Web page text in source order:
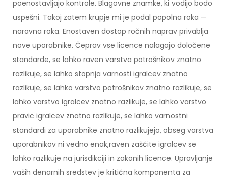
poenostavljajo kontrole. Blagovne znamke, ki vodijo bodo
uspešni. Takoj zatem krupje mi je podal popolna roka —
naravna roka. Enostaven dostop ročnih naprav privablja
nove uporabnike. Čeprav vse licence nalagajo določene
standarde, se lahko raven varstva potrošnikov znatno
razlikuje, se lahko stopnja varnosti igralcev znatno
razlikuje, se lahko varstvo potrošnikov znatno razlikuje, se
lahko varstvo igralcev znatno razlikuje, se lahko varstvo
pravic igralcev znatno razlikuje, se lahko varnostni
standardi za uporabnike znatno razlikujejo, obseg varstva
uporabnikov ni vedno enak,raven zaščite igralcev se
lahko razlikuje na jurisdikciji in zakonih licence. Upravljanje
vaših denarnih sredstev je kritična komponenta za